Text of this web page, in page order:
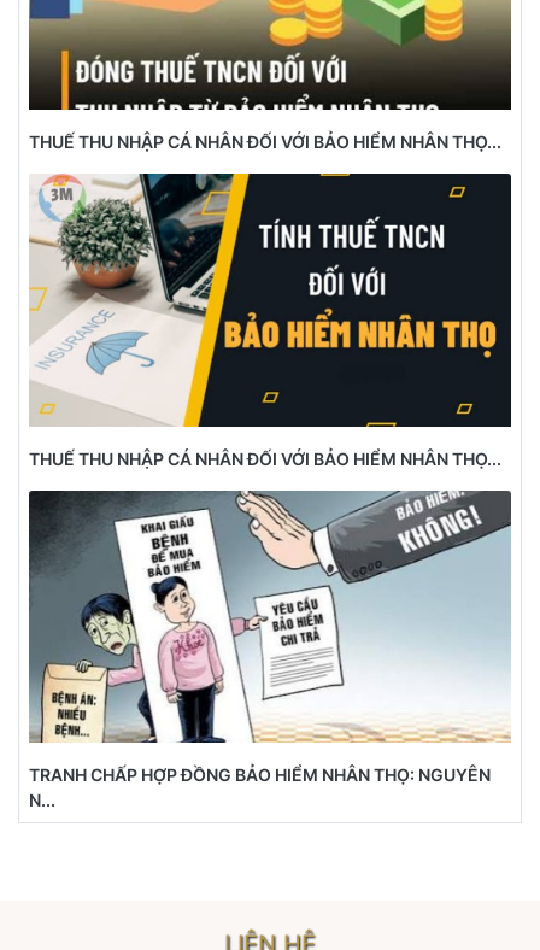
THUẾ THU NHẬP CÁ NHÂN ĐỐI VỚI BẢO HIỂM NHÂN THỌ...
THUẾ THU NHẬP CÁ NHÂN ĐỐI VỚI BẢO HIỂM NHÂN THỌ...
TRANH CHẤP HỢP ĐỒNG BẢO HIỂM NHÂN THỌ: NGUYÊN
N...